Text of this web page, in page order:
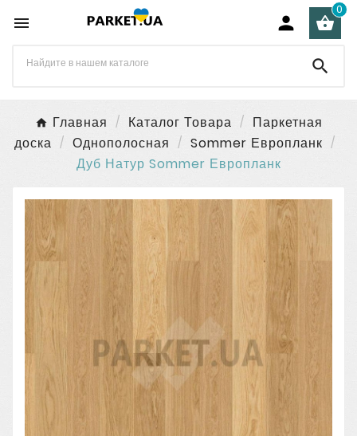
  
0

Главная Каталог Товара
Паркетная
доска
Однополосная
Sommer Европланк
Дуб Натур Sommer Европланк